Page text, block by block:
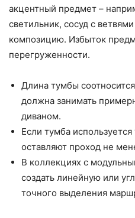
акцентный предмет –
светильник, сосуд с
композицию. Избыток
перегруженности.
Длина тумбы
должна занимать
диваном.
Если тумба используется
оставляют проход не
В коллекциях с
создать линейную или
точного выделения